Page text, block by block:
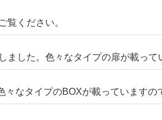
覧ください。
ました。色々なタイプの扉が載っ
々なタイプのBOXが載っていますの